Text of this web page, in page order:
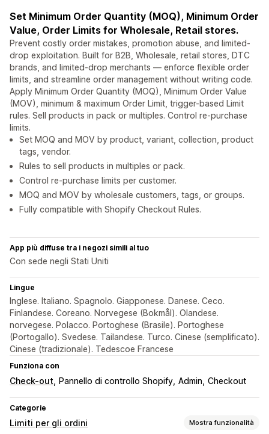
Set Minimum Order Quantity (MOQ), Minimum Order
Value, Order Limits for Wholesale, Retail stores.
Prevent costly order mistakes, promotion abuse, and limited-
drop exploitation. Built for B2B, Wholesale, retail stores, DTC
brands, and limited-drop merchants — enforce flexible order
limits, and streamline order management without writing code.
Apply Minimum Order Quantity (MOQ), Minimum Order Value
(MOV), minimum & maximum Order Limit, trigger-based Limit
rules. Sell products in pack or multiples. Control re-purchase
limits.
Set MOQ and MOV by product, variant, collection, product
tags, vendor.
Rules to sell products in multiples or pack.
Control re-purchase limits per customer.
MOQ and MOV by wholesale customers, tags, or groups.
Fully compatible with Shopify Checkout Rules.
App più diffuse tra i negozi simili al tuo
Con sede negli Stati Uniti
Lingue
Inglese. Italiano. Spagnolo. Giapponese. Danese. Ceco.
Finlandese. Coreano. Norvegese (Bokmål). Olandese.
norvegese. Polacco. Portoghese (Brasile). Portoghese
(Portogallo). Svedese. Tailandese. Turco. Cinese (semplificato).
Cinese (tradizionale). Tedescoe Francese
Funziona con
Check-out Pannello di controllo Shopify Admin Checkout
Categorie
Limiti per gli ordini Mostra funzionalità